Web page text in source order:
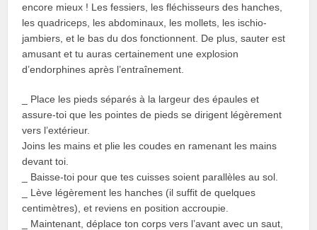
encore mieux ! Les fessiers, les fléchisseurs des hanches,
les quadriceps, les abdominaux, les mollets, les ischio-
jambiers, et le bas du dos fonctionnent. De plus, sauter est
amusant et tu auras certainement une explosion
d’endorphines après l’entraînement.
_ Place les pieds séparés à la largeur des épaules et
assure-toi que les pointes de pieds se dirigent légèrement
vers l’extérieur.
Joins les mains et plie les coudes en ramenant les mains
devant toi.
_ Baisse-toi pour que tes cuisses soient parallèles au sol.
_ Lève légèrement les hanches (il suffit de quelques
centimètres), et reviens en position accroupie.
_ Maintenant, déplace ton corps vers l’avant avec un saut,